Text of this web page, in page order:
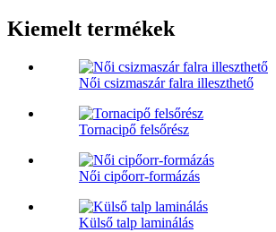
Kiemelt termékek
Női csizmaszár falra illeszthető
Tornacipő felsőrész
Női cipőorr-formázás
Külső talp laminálás